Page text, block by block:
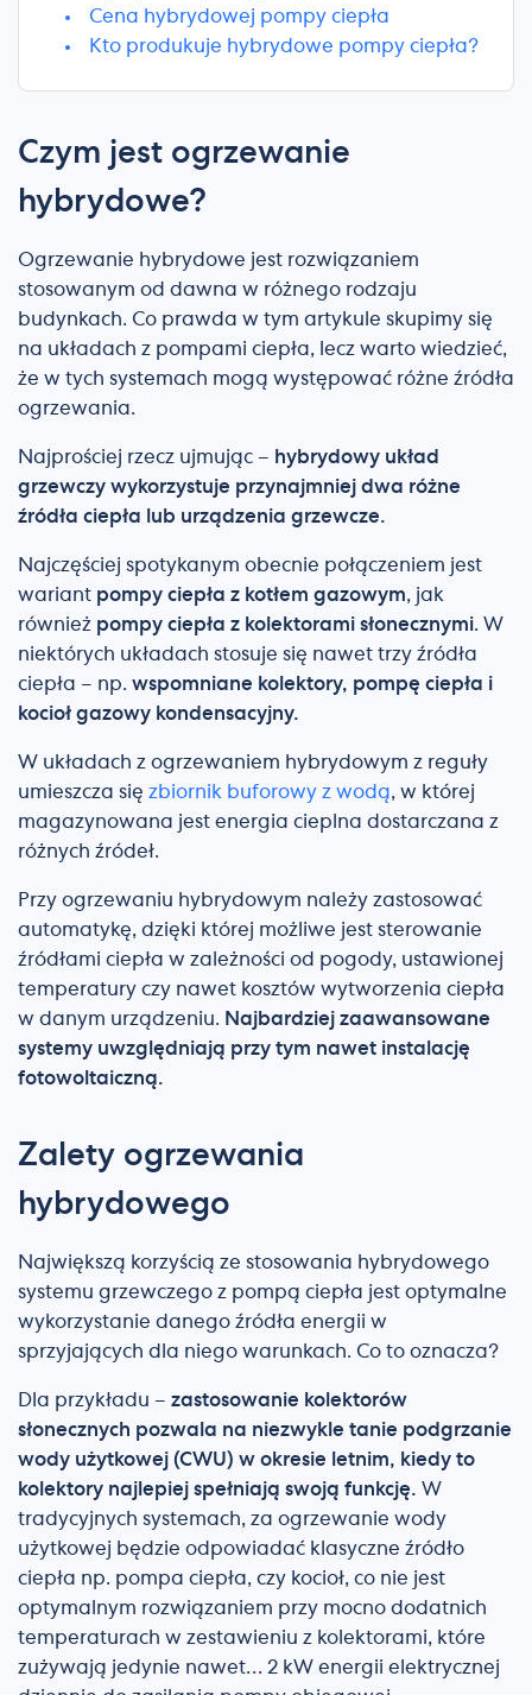
Cena hybrydowej pompy ciepła
Kto produkuje hybrydowe pompy ciepła?
Czym jest ogrzewanie
hybrydowe?
Ogrzewanie hybrydowe jest rozwiązaniem
stosowanym od dawna w różnego rodzaju
budynkach. Co prawda w tym artykule skupimy się
na układach z pompami ciepła, lecz warto wiedzieć,
że w tych systemach mogą występować różne źródła
ogrzewania.
Najprościej rzecz ujmując – hybrydowy układ
grzewczy wykorzystuje przynajmniej dwa różne
źródła ciepła lub urządzenia grzewcze.
Najczęściej spotykanym obecnie połączeniem jest
wariant pompy ciepła z kotłem gazowym, jak
również pompy ciepła z kolektorami słonecznymi. W
niektórych układach stosuje się nawet trzy źródła
ciepła – np. wspomniane kolektory, pompę ciepła i
kocioł gazowy kondensacyjny.
W układach z ogrzewaniem hybrydowym z reguły
umieszcza się zbiornik buforowy z wodą, w której
magazynowana jest energia cieplna dostarczana z
różnych źródeł.
Przy ogrzewaniu hybrydowym należy zastosować
automatykę, dzięki której możliwe jest sterowanie
źródłami ciepła w zależności od pogody, ustawionej
temperatury czy nawet kosztów wytworzenia ciepła
w danym urządzeniu. Najbardziej zaawansowane
systemy uwzględniają przy tym nawet instalację
fotowoltaiczną.
Zalety ogrzewania
hybrydowego
Największą korzyścią ze stosowania hybrydowego
systemu grzewczego z pompą ciepła jest optymalne
wykorzystanie danego źródła energii w
sprzyjających dla niego warunkach. Co to oznacza?
Dla przykładu – zastosowanie kolektorów
słonecznych pozwala na niezwykle tanie podgrzanie
wody użytkowej (CWU) w okresie letnim, kiedy to
kolektory najlepiej spełniają swoją funkcję. W
tradycyjnych systemach, za ogrzewanie wody
użytkowej będzie odpowiadać klasyczne źródło
ciepła np. pompa ciepła, czy kocioł, co nie jest
optymalnym rozwiązaniem przy mocno dodatnich
temperaturach w zestawieniu z kolektorami, które
zużywają jedynie nawet… 2 kW energii elektrycznej